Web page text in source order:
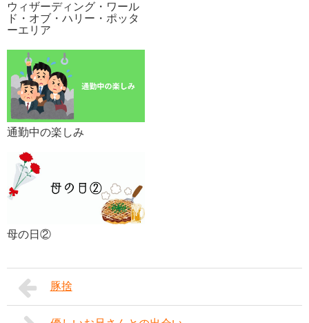
ウィザーディング・ワール
ド・オブ・ハリー・ポッタ
ーエリア
通勤中の楽しみ
母の日②
豚捨